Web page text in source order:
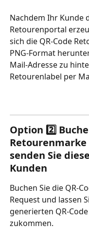
Nachdem Ihr Kunde
Retourenportal
sich die QR-Code
PNG-Format
Mail-Adresse zu
Retourenlabel per
Option 2️⃣
Retourenmarke
senden Sie
Kunden
Buchen Sie die QR-
Request und lassen
generierten QR-
zukommen.